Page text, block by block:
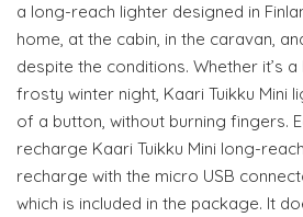
a long-reach lighter designed in
home, at the cabin, in the caravan,
despite the conditions. Whether it’s
frosty winter night, Kaari Tuikku Mini
of a button, without burning fingers.
recharge Kaari Tuikku Mini long-
recharge with the micro USB
which is included in the package. It